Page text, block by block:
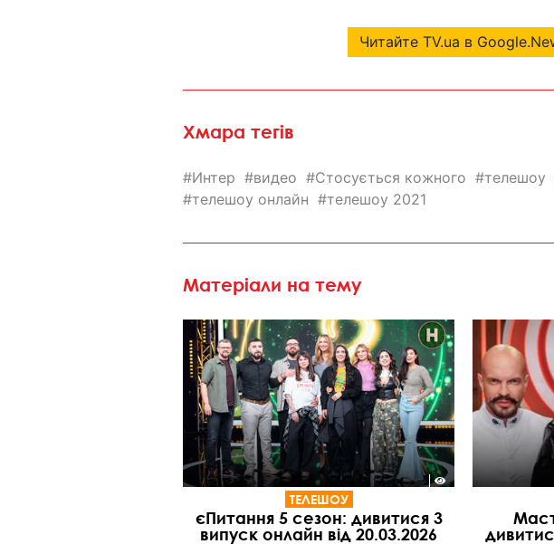
Читайте TV.ua в
Хмара тегів
Интер видео Стосується кожного телешоу
телешоу онлайн
телешоу 2021
Матеріали на тему
ТЕЛЕШОУ
єПитання 5 сезон: дивитися 3
випуск онлайн від 20.03.2026